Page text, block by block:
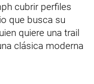
cubrir perfiles
que busca su
quiere una trail
clásica moderna